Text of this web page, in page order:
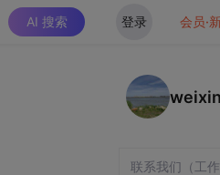
AI 搜索 登录 会员·
联系我们（工